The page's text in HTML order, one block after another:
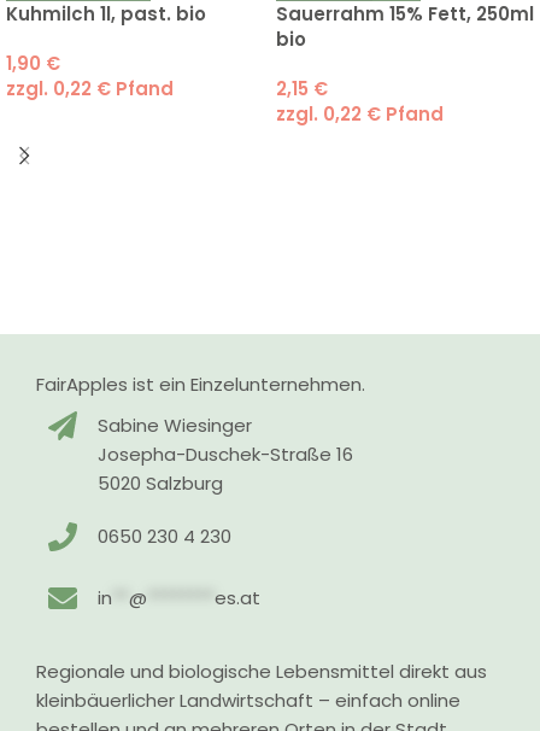
Kuhmilch 1l, past. bio
1,90 €
zzgl. 0,22 € Pfand
Sauerrahm 15% Fett, 250ml
bio
2,15 €
zzgl. 0,22 € Pfand
FairApples ist ein Einzelunternehmen.
Sabine Wiesinger
Josepha-Duschek-Straße 16
5020 Salzburg
0650 230 4 230
in **@ ********es.at
Regionale und biologische Lebensmittel direkt aus
kleinbäuerlicher Landwirtschaft – einfach online